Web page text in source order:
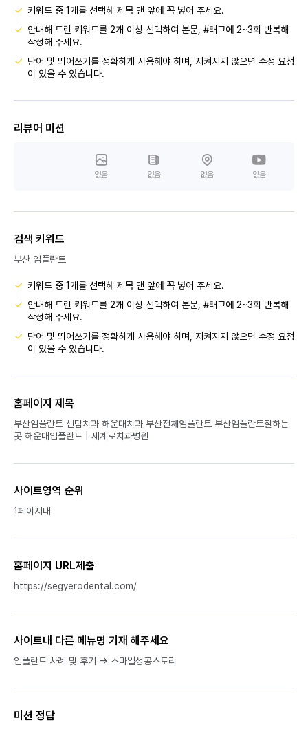
키워드 중 1개를 선택해 제목 맨 앞에 꼭 넣어 주세요.
안내해 드린 키워드를 2개 이상 선택하여 본문, #태그에 2~3회 반복해
작성해 주세요.
단어 및 띄어쓰기를 정확하게 사용해야 하며, 지켜지지 않으면 수정 요청
이 있을 수 있습니다.
리뷰어 미션
없음 없음 없음 없음
검색 키워드
부산 임플란트
키워드 중 1개를 선택해 제목 맨 앞에 꼭 넣어 주세요.
안내해 드린 키워드를 2개 이상 선택하여 본문, #태그에 2~3회 반복해
작성해 주세요.
단어 및 띄어쓰기를 정확하게 사용해야 하며, 지켜지지 않으면 수정 요청
이 있을 수 있습니다.
홈페이지 제목
부산임플란트 센텀치과 해운대치과 부산전체임플란트 부산임플란트잘하는
곳 해운대임플란트 | 세계로치과병원
사이트영역 순위
1페이지내
홈페이지 URL제출
https://segyerodental.com/
사이트내 다른 메뉴명 기재 해주세요
임플란트 사례 및 후기 → 스마일성공스토리
미션 정답